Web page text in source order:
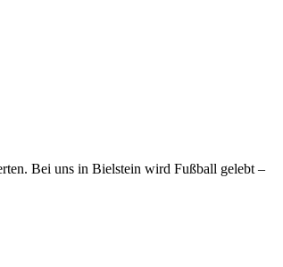
Bei uns in Bielstein wird Fußball gelebt –